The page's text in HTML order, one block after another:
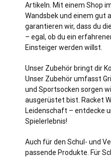
Artikeln. Mit einem Shop
Wandsbek und einem gut
garantieren wir, dass du
– egal, ob du ein
Einsteiger werden willst.
Unser Zubehör bringt dir
Unser Zubehör umfasst
und Sportsocken sorgen
ausgerüstet bist. Racket
Leidenschaft – entdecke
Spielerlebnis!
Auch für den Schul- und
passende Produkte. Für